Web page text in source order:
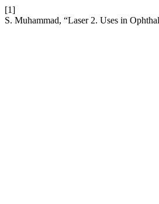
[1]
S. Muhammad, “Laser 2. Uses in